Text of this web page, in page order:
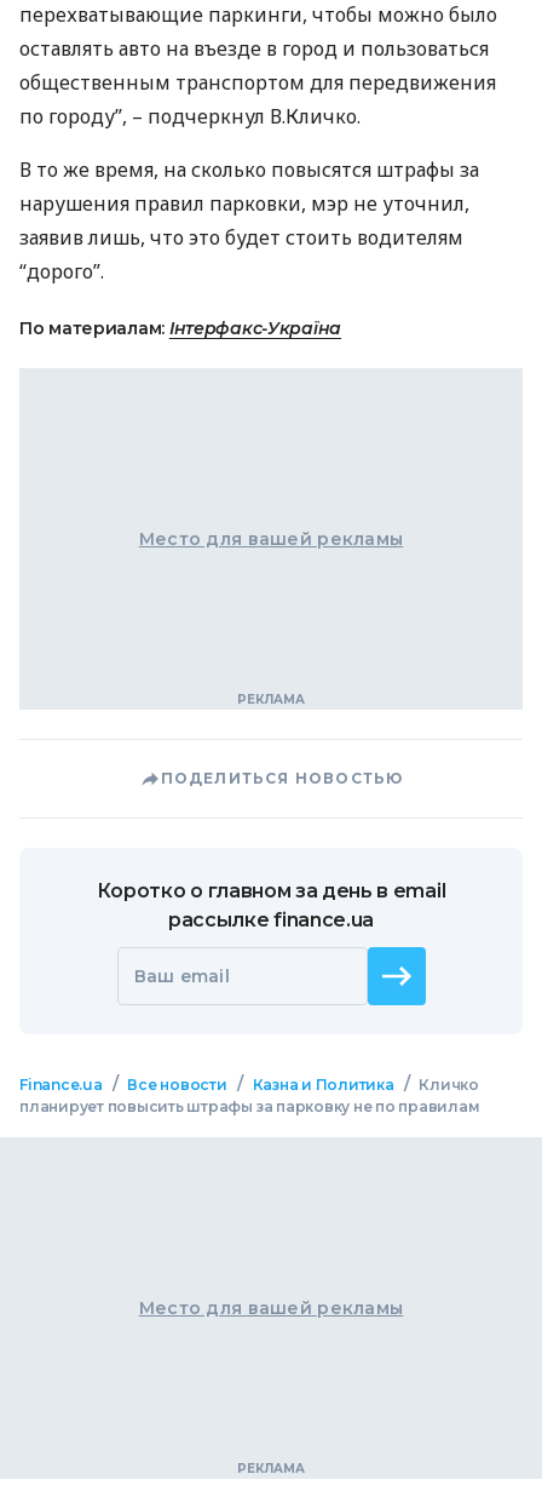
перехватывающие паркинги, чтобы можно было
оставлять авто на въезде в город и пользоваться
общественным транспортом для передвижения
по городу”, – подчеркнул В.Кличко.
В то же время, на сколько повысятся штрафы за
нарушения правил парковки, мэр не уточнил,
заявив лишь, что это будет стоить водителям
“дорого”.
По материалам: Інтерфакс-Україна
Место для вашей рекламы
ПОДЕЛИТЬСЯ НОВОСТЬЮ
Коротко о главном за день в email
рассылке finance.ua
Ваш email
Finance.ua / Все новости / Казна и Политика / Кличко
планирует повысить штрафы за парковку не по правилам
Место для вашей рекламы